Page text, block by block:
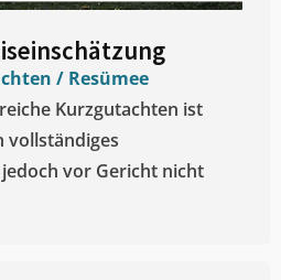
/ Resümee
Kurzgutachten ist
vollständiges
vor Gericht nicht